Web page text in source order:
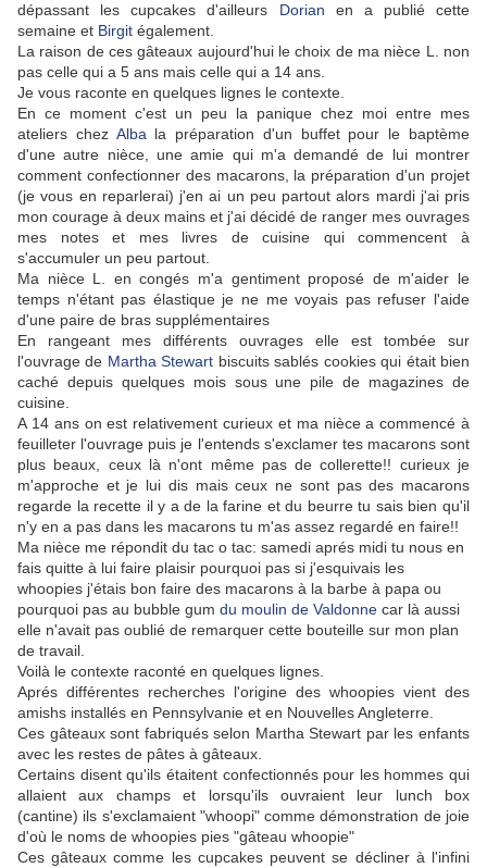
dépassant les cupcakes d'ailleurs Dorian en a publié cette
semaine et Birgit également.
La raison de ces gâteaux aujourd'hui le choix de ma nièce L. non
pas celle qui a 5 ans mais celle qui a 14 ans.
Je vous raconte en quelques lignes le contexte.
En ce moment c'est un peu la panique chez moi entre mes
ateliers chez Alba la préparation d'un buffet pour le baptème
d'une autre nièce, une amie qui m'a demandé de lui montrer
comment confectionner des macarons, la préparation d'un projet
(je vous en reparlerai) j'en ai un peu partout alors mardi j'ai pris
mon courage à deux mains et j'ai décidé de ranger mes ouvrages
mes notes et mes livres de cuisine qui commencent à
s'accumuler un peu partout.
Ma nièce L. en congés m'a gentiment proposé de m'aider le
temps n'étant pas élastique je ne me voyais pas refuser l'aide
d'une paire de bras supplémentaires
En rangeant mes différents ouvrages elle est tombée sur
l'ouvrage de Martha Stewart biscuits sablés cookies qui était bien
caché depuis quelques mois sous une pile de magazines de
cuisine.
A 14 ans on est relativement curieux et ma nièce a commencé à
feuilleter l'ouvrage puis je l'entends s'exclamer tes macarons sont
plus beaux, ceux là n'ont même pas de collerette!! curieux je
m'approche et je lui dis mais ceux ne sont pas des macarons
regarde la recette il y a de la farine et du beurre tu sais bien qu'il
n'y en a pas dans les macarons tu m'as assez regardé en faire!!
Ma nièce me répondit du tac o tac: samedi aprés midi tu nous en
fais quitte à lui faire plaisir pourquoi pas si j'esquivais les
whoopies j'étais bon faire des macarons à la barbe à papa ou
pourquoi pas au bubble gum du moulin de Valdonne car là aussi
elle n'avait pas oublié de remarquer cette bouteille sur mon plan
de travail.
Voilà le contexte raconté en quelques lignes.
Aprés différentes recherches l'origine des whoopies vient des
amishs installés en Pennsylvanie et en Nouvelles Angleterre.
Ces gâteaux sont fabriqués selon Martha Stewart par les enfants
avec les restes de pâtes à gâteaux.
Certains disent qu'ils étaitent confectionnés pour les hommes qui
allaient aux champs et lorsqu'ils ouvraient leur lunch box
(cantine) ils s'exclamaient "whoopi" comme démonstration de joie
d'où le noms de whoopies pies "gâteau whoopie"
Ces gâteaux comme les cupcakes peuvent se décliner à l'infini